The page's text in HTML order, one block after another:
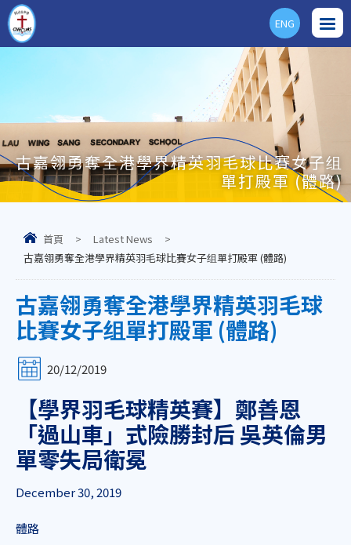
ENG
古嘉翎勇奪全港學界精英羽毛球比賽女子组
單打殿軍 (體路)
首頁 > Latest News
>
古嘉翎勇奪全港學界精英羽毛球比賽女子组單打殿軍 (體路)
古嘉翎勇奪全港學界精英羽毛球
比賽女子组單打殿軍 (體路)
20/12/2019
【學界羽毛球精英賽】鄭善恩
「過山車」式險勝封后 吳英倫男
單零失局衛冕
December 30, 2019
體路